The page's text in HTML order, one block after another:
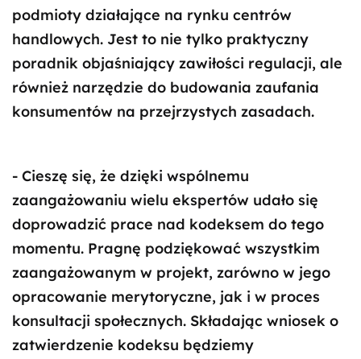
podmioty działające na rynku centrów
handlowych. Jest to nie tylko praktyczny
poradnik objaśniający zawiłości regulacji, ale
również narzędzie do budowania zaufania
konsumentów na przejrzystych zasadach.
- Cieszę się, że dzięki wspólnemu
zaangażowaniu wielu ekspertów udało się
doprowadzić prace nad kodeksem do tego
momentu. Pragnę podziękować wszystkim
zaangażowanym w projekt, zarówno w jego
opracowanie merytoryczne, jak i w proces
konsultacji społecznych. Składając wniosek o
zatwierdzenie kodeksu będziemy